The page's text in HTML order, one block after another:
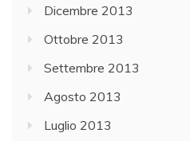
Dicembre 2013
Ottobre 2013
Settembre 2013
Agosto 2013
Luglio 2013